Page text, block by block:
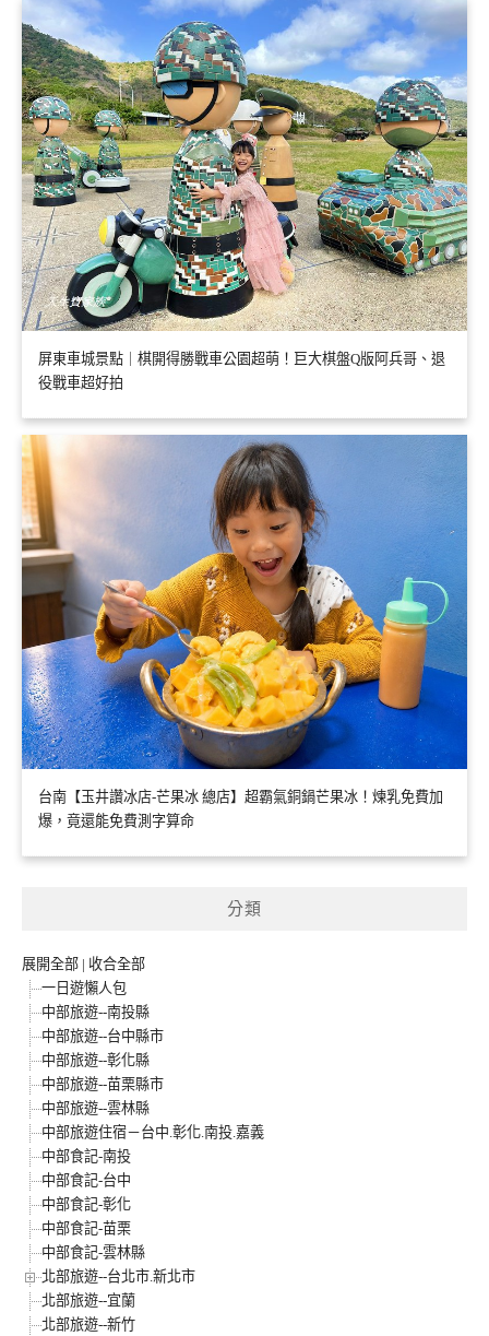
屏東車城景點｜棋開得勝戰車公園超萌！巨大棋盤Q版阿兵哥、退
役戰車超好拍
台南【玉井讚冰店-芒果冰 總店】超霸氣銅鍋芒果冰！煉乳免費加
爆，竟還能免費測字算命
分類
展開全部 | 收合全部
一日遊懶人包
中部旅遊--南投縣
中部旅遊--台中縣市
中部旅遊--彰化縣
中部旅遊--苗栗縣市
中部旅遊--雲林縣
中部旅遊住宿－台中.彰化.南投.嘉義
中部食記-南投
中部食記-台中
中部食記-彰化
中部食記-苗栗
中部食記-雲林縣
北部旅遊--台北市.新北市
北部旅遊--宜蘭
北部旅遊--新竹